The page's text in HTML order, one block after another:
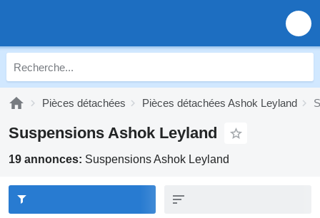
Pièces détachées Pièces détachées Ashok Leyland
Suspensions Ashok Leyland
19 annonces: Suspensions Ashok Leyland